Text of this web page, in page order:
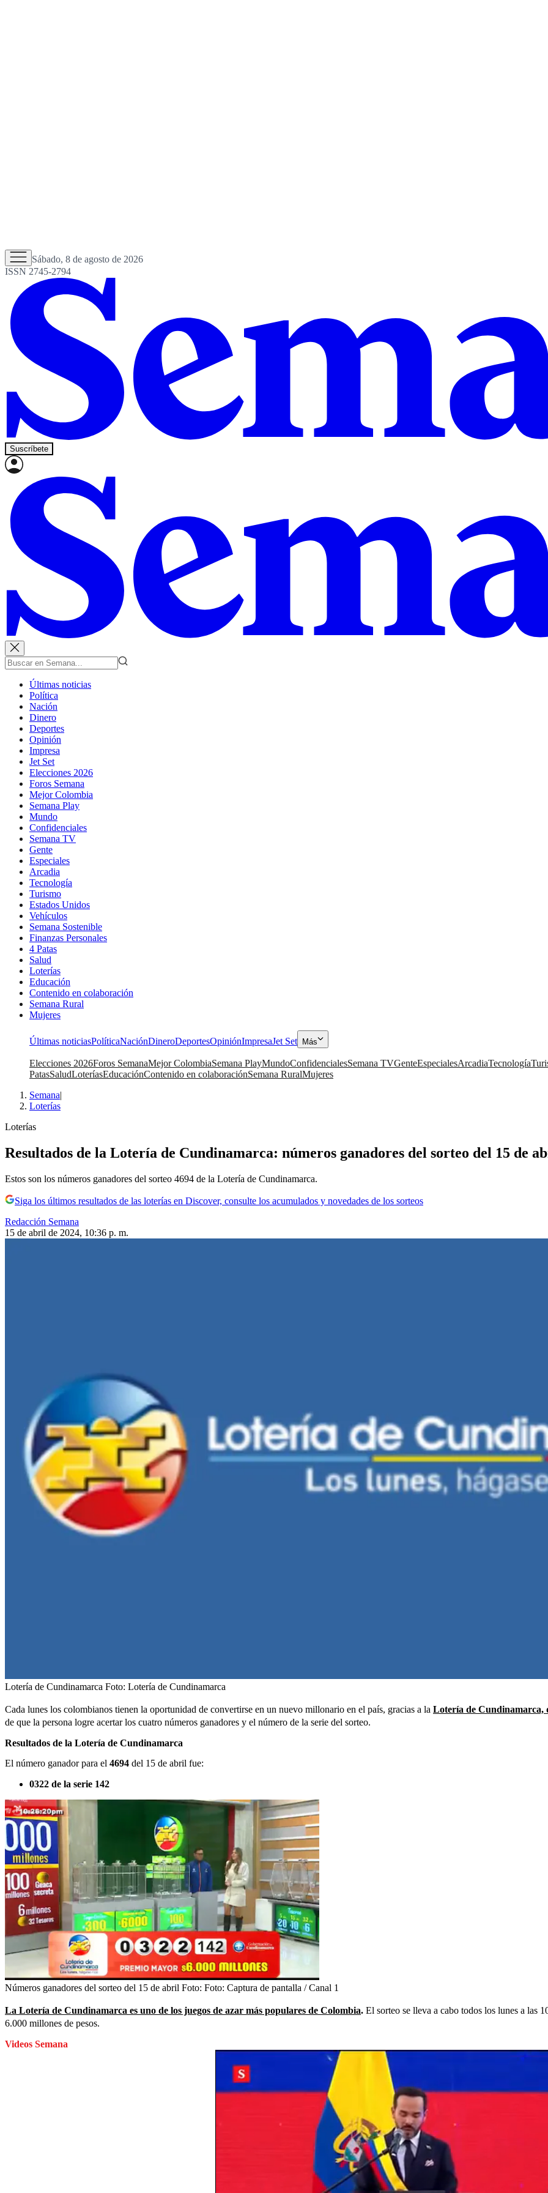
Sábado, 8 de agosto de 2026
ISSN 2745-2794
Suscríbete
Últimas noticias
Política
Nación
Dinero
Deportes
Opinión
Impresa
Jet Set
Elecciones 2026
Foros Semana
Mejor Colombia
Semana Play
Mundo
Confidenciales
Semana TV
Gente
Especiales
Arcadia
Tecnología
Turismo
Estados Unidos
Vehículos
Semana Sostenible
Finanzas Personales
4 Patas
Salud
Loterías
Educación
Contenido en colaboración
Semana Rural
Mujeres
Últimas noticiasPolíticaNaciónDineroDeportesOpiniónImpresaJet Set Más
Elecciones 2026Foros SemanaMejor ColombiaSemana PlayMundoConfidencialesSemana TVGenteEspecialesArcadiaTecnología
PatasSaludLoteríasEducaciónContenido en colaboraciónSemana RuralMujeres
Semana|
Loterías
Loterías
Resultados de la Lotería de Cundinamarca: números ganadores del sorteo del 15 de
Estos son los números ganadores del sorteo 4694 de la Lotería de Cundinamarca.
Siga los últimos resultados de las loterías en Discover, consulte los acumulados y novedades de los sorteos
Redacción Semana
15 de abril de 2024, 10:36 p. m.
Lotería de Cundinamarca Foto: Lotería de Cundinamarca
Cada lunes los colombianos tienen la oportunidad de convertirse en un nuevo millonario en el país, gracias a la Lotería de Cundinamarca,
de que la persona logre acertar los cuatro números ganadores y el número de la serie del sorteo.
Resultados de la Lotería de Cundinamarca
El número ganador para el 4694 del 15 de abril fue:
0322 de la serie 142
Números ganadores del sorteo del 15 de abril Foto: Foto: Captura de pantalla / Canal 1
La Lotería de Cundinamarca es uno de los juegos de azar más populares de Colombia. El sorteo se lleva a cabo todos los lunes a las
6.000 millones de pesos.
Videos Semana